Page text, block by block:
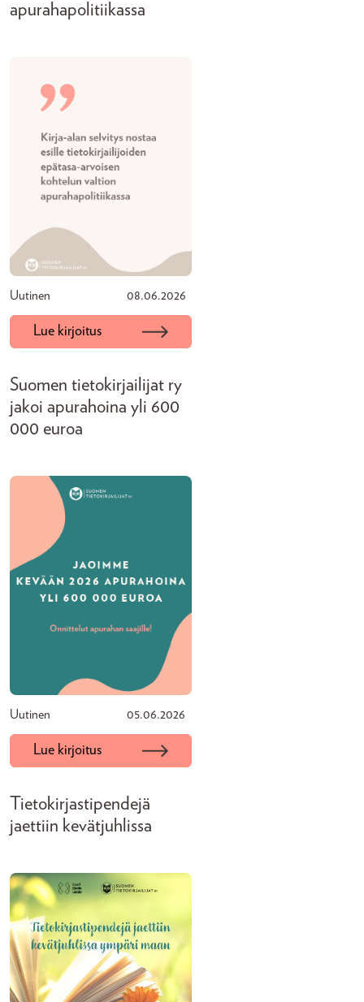
apurahapolitiikassa
Uutinen 08.06.2026
Lue kirjoitus
Suomen tietokirjailijat ry
jakoi apurahoina yli 600
000 euroa
Uutinen 05.06.2026
Lue kirjoitus
Tietokirjastipendejä
jaettiin kevätjuhlissa